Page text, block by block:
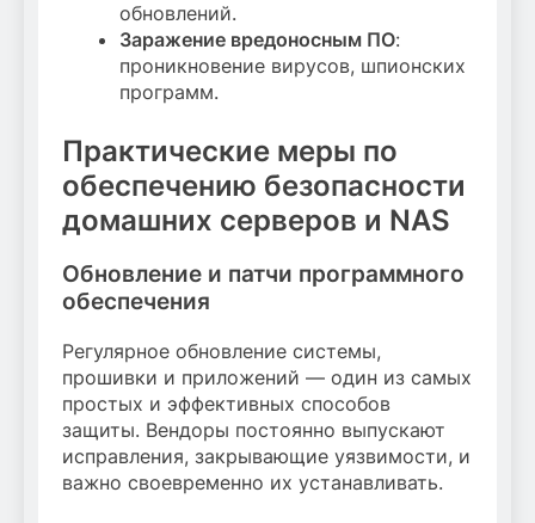
обновлений.
Заражение вредоносным ПО:
проникновение вирусов, шпионских
программ.
Практические меры по
обеспечению безопасности
домашних серверов и NAS
Обновление и патчи программного
обеспечения
Регулярное обновление системы,
прошивки и приложений — один из самых
простых и эффективных способов
защиты. Вендоры постоянно выпускают
исправления, закрывающие уязвимости, и
важно своевременно их устанавливать.